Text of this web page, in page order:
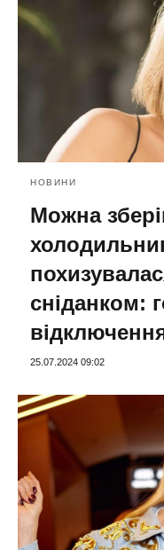
НОВИНИ
Можна
сніданком:
25.07.2024 09:02